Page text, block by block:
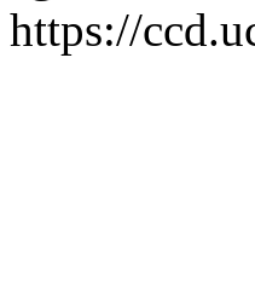
https://